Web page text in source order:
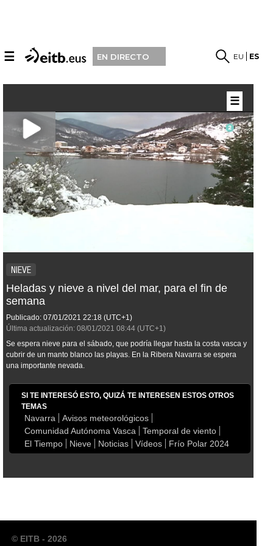
☰ EN DIRECTO EU ES
NIEVE
Heladas y nieve a nivel del mar, para el fin de
semana
Publicado: 07/01/2021 22:18 (UTC+1)
Última actualización: 08/01/2021 08:44 (UTC+1)
Se espera nieve para el sábado, que podría llegar hasta la costa vasca y
cubrir de un manto blanco las playas. En la Ribera Navarra se espera
una importante nevada.
SI TE INTERESÓ ESTO, QUIZÁ TE INTERESEN ESTOS OTROS
TEMAS
Navarra
Avisos meteorológicos
Comunidad Autónoma Vasca
Temporal de viento
El Tiempo
Nieve Noticias Vídeos Frío Polar 2024
☰
© EITB - 2026